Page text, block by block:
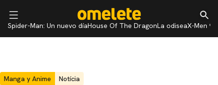
Spider-Man: Un nuevo díaHouse Of The DragonLa odiseaX-Men 97
Manga y Anime Notícia